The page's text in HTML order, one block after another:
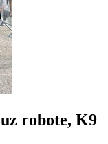
robote, K9